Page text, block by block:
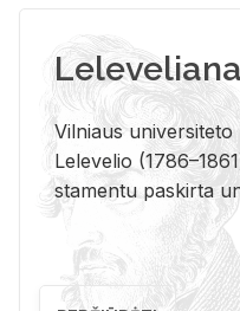
Leleveliana
Vil­niaus
Le­le­ve­lio
sta­men­tu pa­skir­ta